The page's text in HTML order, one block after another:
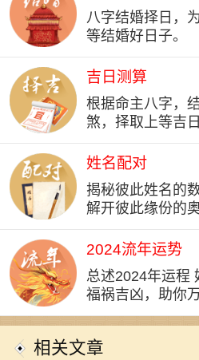
八字结婚择日，
等结婚好日子。
吉日测算
根据命主八字，
煞，择取上等吉日
姓名配对
揭秘彼此姓名的
解开彼此缘份的奥
2024流年运势
总述2024年运程
福祸吉凶，助你
相关文章